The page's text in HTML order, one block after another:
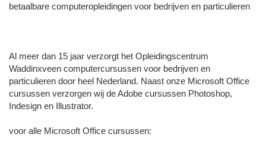
betaalbare computeropleidingen voor bedrijven en particulieren
Al meer dan 15 jaar verzorgt het Opleidingscentrum
Waddinxveen computercursussen voor bedrijven en
particulieren door heel Nederland. Naast onze Microsoft Office
cursussen verzorgen wij de Adobe cursussen Photoshop,
Indesign en Illustrator.
voor alle Microsoft Office cursussen: